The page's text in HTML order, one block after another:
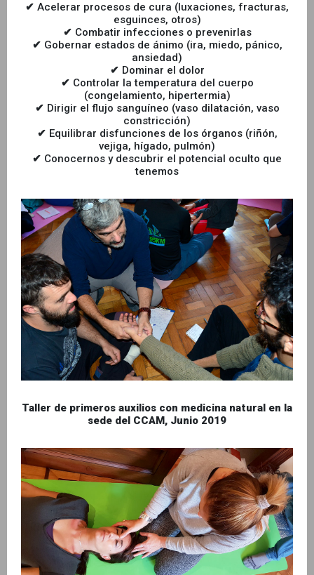
✔ Acelerar procesos de cura (luxaciones, fracturas,
esguinces, otros)
✔ Combatir infecciones o prevenirlas
✔ Gobernar estados de ánimo (ira, miedo, pánico,
ansiedad)
✔ Dominar el dolor
✔ Controlar la temperatura del cuerpo
(congelamiento, hipertermia)
✔ Dirigir el flujo sanguíneo (vaso dilatación, vaso
constricción)
✔ Equilibrar disfunciones de los órganos (riñón,
vejiga, hígado, pulmón)
✔ Conocernos y descubrir el potencial oculto que
tenemos
Taller de primeros auxilios con medicina natural en la
sede del CCAM, Junio 2019